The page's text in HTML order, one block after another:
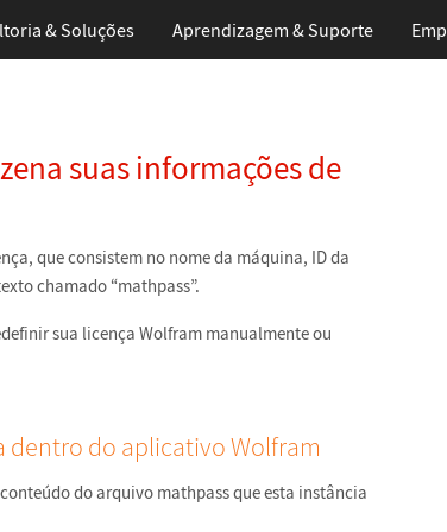
& Soluções Aprendizagem & Suporte
suas informações de
que consistem no nome da máquina, ID da
chamado “mathpass”.
sua licença Wolfram manualmente ou
dentro do aplicativo Wolfram
do arquivo mathpass que esta instância